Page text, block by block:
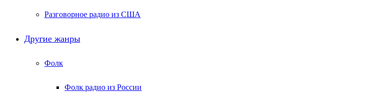
Разговорное радио из США
Другие жанры
Фолк
Фолк радио из России